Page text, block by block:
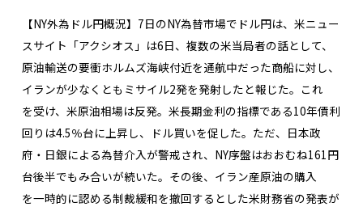
【NY外為ドル円概況】7日のNY為替市場でドル円は、米ニュー
スサイト「アクシオス」は6日、複数の米当局者の話として、
原油輸送の要衝ホルムズ海峡付近を通航中だった商船に対し、
イランが少なくともミサイル2発を発射したと報じた。これ
を受け、米原油相場は反発。米長期金利の指標である10年債利
回りは4.5％台に上昇し、ドル買いを促した。ただ、日本政
府・日銀による為替介入が警戒され、NY序盤はおおむね161円
台後半でもみ合いが続いた。その後、イラン産原油の購入
を一時的に認める制裁緩和を撤回するとした米財務省の発表が